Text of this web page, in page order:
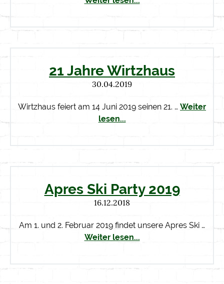
21 Jahre Wirtzhaus
30.04.2019
Wirtzhaus feiert am 14 Juni 2019 seinen 21. … Weiter
lesen...
Apres Ski Party 2019
16.12.2018
Am 1. und 2. Februar 2019 findet unsere Apres Ski …
Weiter lesen...